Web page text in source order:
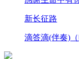
新长征路
滴答滴(伴奏)